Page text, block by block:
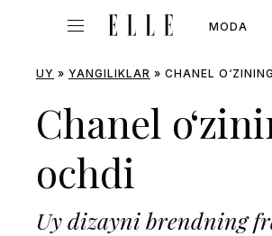
MODA
UY » YANGILIKLAR » CHANEL
Chanel
ochdi
Uy dizayni brendning